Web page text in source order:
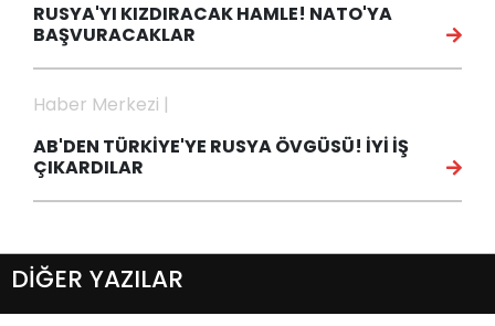
RUSYA'YI KIZDIRACAK HAMLE! NATO'YA
BAŞVURACAKLAR
Haber Merkezi |
AB'DEN TÜRKİYE'YE RUSYA ÖVGÜSÜ! İYİ İŞ
ÇIKARDILAR
DİĞER YAZILAR